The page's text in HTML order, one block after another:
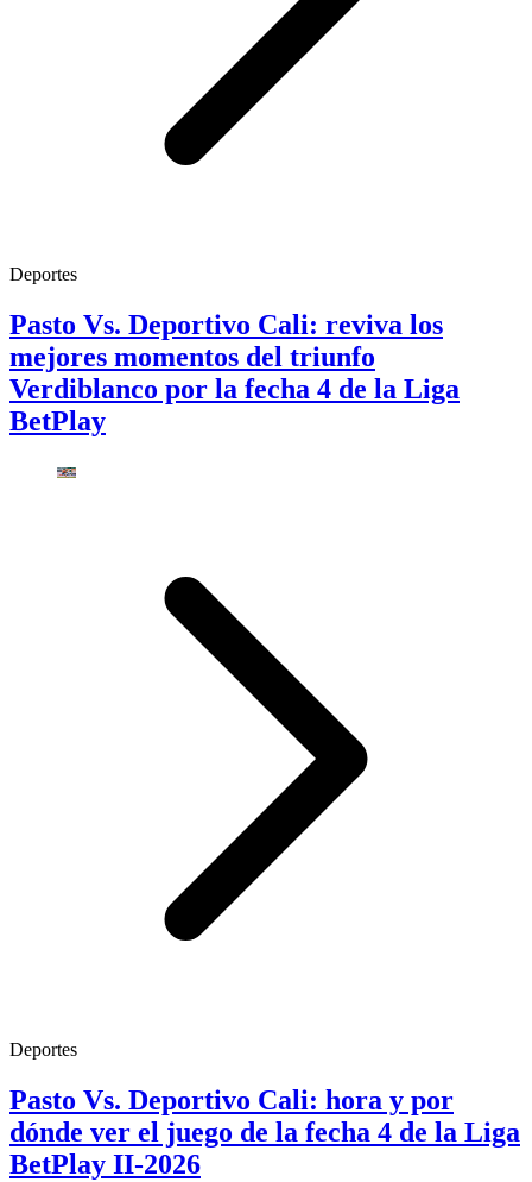
Deportes
Pasto Vs. Deportivo Cali: reviva los
mejores momentos del triunfo
Verdiblanco por la fecha 4 de la Liga
BetPlay
Deportes
Pasto Vs. Deportivo Cali: hora y por
dónde ver el juego de la fecha 4 de la Liga
BetPlay II-2026